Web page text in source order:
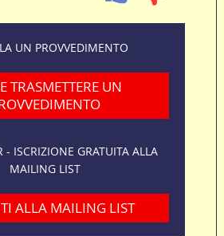
UN PROVVEDIMENTO
TRASMETTERE UN
- ISCRIZIONE GRATUITA ALLA
MAILING LIST
ALLA MAILING LIST